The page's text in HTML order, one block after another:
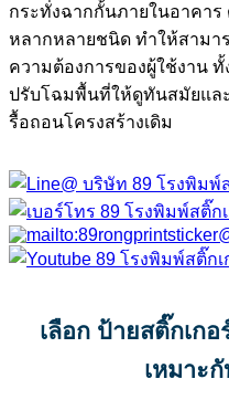
กระทั่งฉากกั้นภายในอาคา
หลากหลายชนิด ทำให้สามา
ความต้องการของผู้ใช้งาน ทั้
ปรับโฉมพื้นที่ให้ดูทันสมัยแล
รื้อถอนโครงสร้างเดิม
เลือก ป้ายสติ๊กเก
เหมาะ